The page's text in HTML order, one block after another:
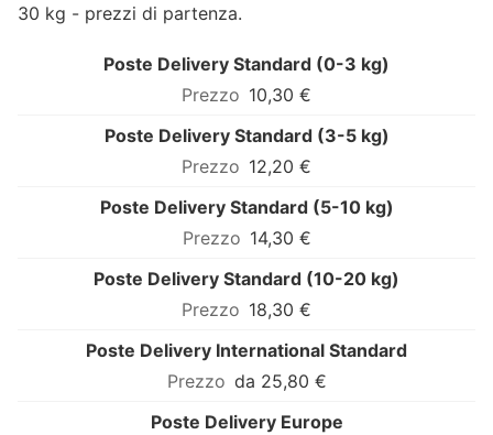
30 kg - prezzi di partenza.
Poste Delivery Standard (0-3 kg)
10,30 €
Poste Delivery Standard (3-5 kg)
12,20 €
Poste Delivery Standard (5-10 kg)
14,30 €
Poste Delivery Standard (10-20 kg)
18,30 €
Poste Delivery International Standard
da 25,80 €
Poste Delivery Europe